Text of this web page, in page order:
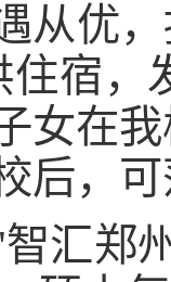
从优
住宿
女在
后，
汇郑